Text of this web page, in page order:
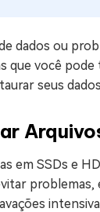
dados ou
que você
seus
em SSDs e